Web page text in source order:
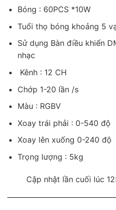
Bóng : 60PCS *10W
Tuổi thọ bóng khoảng 5
Sử dụng Bàn điều khiển
nhạc
Kênh : 12 CH
Chớp 1-20 lần /s
Màu : RGBV
Xoay trái phải : 0-540 độ
Xoay lên xuống 0-240 độ
Trọng lượng : 5kg
Cập nhật lần cuối lúc